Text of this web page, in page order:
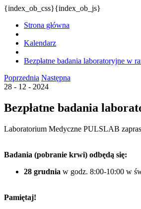
{index_ob_css}{index_ob_js}
Strona główna
Kalendarz
Bezpłatne badania laboratoryjne w
Poprzednia Następna
28 - 12 - 2024
Bezpłatne badania
Laboratorium Medyczne PULSLAB
Badania (pobranie krwi) odbędą się:
28 grudnia w godz. 8:00-10:00 w
Pamiętaj!